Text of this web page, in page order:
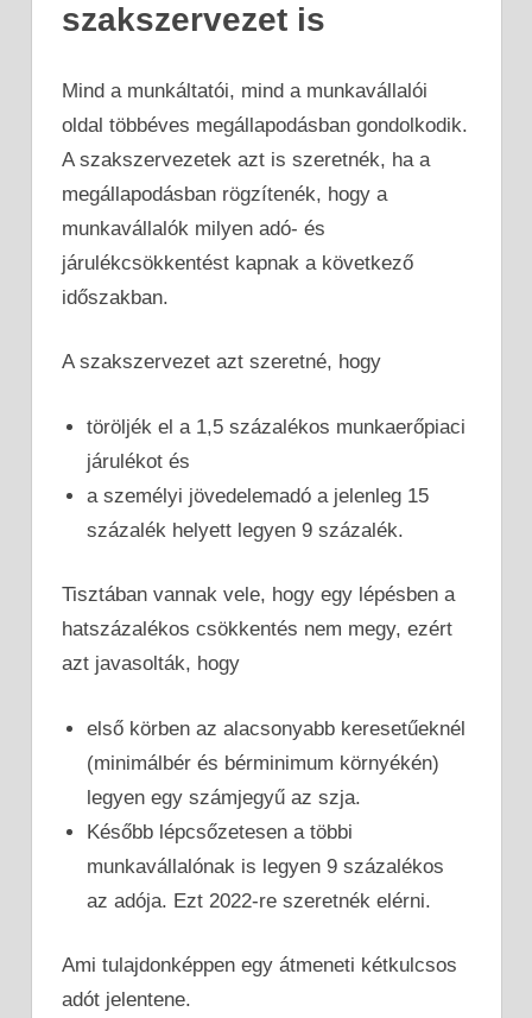
szakszervezet is
Mind a munkáltatói, mind a munkavállalói
oldal többéves megállapodásban gondolkodik.
A szakszervezetek azt is szeretnék, ha a
megállapodásban rögzítenék, hogy a
munkavállalók milyen adó- és
járulékcsökkentést kapnak a következő
időszakban.
A szakszervezet azt szeretné, hogy
töröljék el a 1,5 százalékos munkaerőpiaci
járulékot és
a személyi jövedelemadó a jelenleg 15
százalék helyett legyen 9 százalék.
Tisztában vannak vele, hogy egy lépésben a
hatszázalékos csökkentés nem megy, ezért
azt javasolták, hogy
első körben az alacsonyabb keresetűeknél
(minimálbér és bérminimum környékén)
legyen egy számjegyű az szja.
Később lépcsőzetesen a többi
munkavállalónak is legyen 9 százalékos
az adója. Ezt 2022-re szeretnék elérni.
Ami tulajdonképpen egy átmeneti kétkulcsos
adót jelentene.